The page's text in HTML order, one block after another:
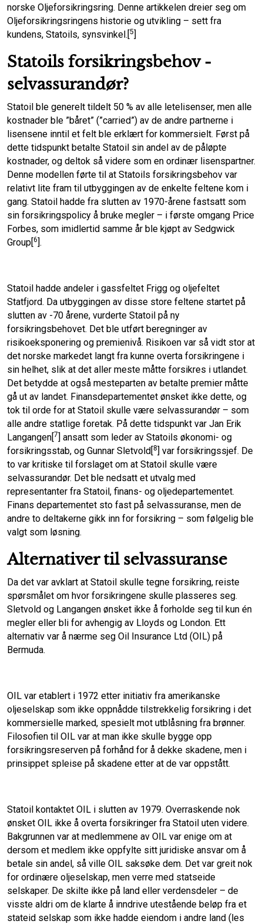
norske Oljeforsikringsring. Denne artikkelen dreier seg om
Oljeforsikringsringens historie og utvikling – sett fra
kundens, Statoils, synsvinkel.[5]
Statoils forsikringsbehov -
selvassurandør?
Statoil ble generelt tildelt 50 % av alle letelisenser, men alle
kostnader ble ”båret” (”carried”) av de andre partnerne i
lisensene inntil et felt ble erklært for kommersielt. Først på
dette tidspunkt betalte Statoil sin andel av de påløpte
kostnader, og deltok så videre som en ordinær lisenspartner.
Denne modellen førte til at Statoils forsikringsbehov var
relativt lite fram til utbyggingen av de enkelte feltene kom i
gang. Statoil hadde fra slutten av 1970-årene fastsatt som
sin forsikringspolicy å bruke megler – i første omgang Price
Forbes, som imidlertid samme år ble kjøpt av Sedgwick
Group[6].
Statoil hadde andeler i gassfeltet Frigg og oljefeltet
Statfjord. Da utbyggingen av disse store feltene startet på
slutten av -70 årene, vurderte Statoil på ny
forsikringsbehovet. Det ble utført beregninger av
risikoeksponering og premienivå. Risikoen var så vidt stor at
det norske markedet langt fra kunne overta forsikringene i
sin helhet, slik at det aller meste måtte forsikres i utlandet.
Det betydde at også mesteparten av betalte premier måtte
gå ut av landet. Finansdepartementet ønsket ikke dette, og
tok til orde for at Statoil skulle være selvassurandør – som
alle andre statlige foretak. På dette tidspunkt var Jan Erik
Langangen[7] ansatt som leder av Statoils økonomi- og
forsikringsstab, og Gunnar Sletvold[8] var forsikringssjef. De
to var kritiske til forslaget om at Statoil skulle være
selvassurandør. Det ble nedsatt et utvalg med
representanter fra Statoil, finans- og oljedepartementet.
Finans departementet sto fast på selvassuranse, men de
andre to deltakerne gikk inn for forsikring – som følgelig ble
valgt som løsning.
Alternativer til selvassuranse
Da det var avklart at Statoil skulle tegne forsikring, reiste
spørsmålet om hvor forsikringene skulle plasseres seg.
Sletvold og Langangen ønsket ikke å forholde seg til kun én
megler eller bli for avhengig av Lloyds og London. Ett
alternativ var å nærme seg Oil Insurance Ltd (OIL) på
Bermuda.
OIL var etablert i 1972 etter initiativ fra amerikanske
oljeselskap som ikke oppnådde tilstrekkelig forsikring i det
kommersielle marked, spesielt mot utblåsning fra brønner.
Filosofien til OIL var at man ikke skulle bygge opp
forsikringsreserven på forhånd for å dekke skadene, men i
prinsippet spleise på skadene etter at de var oppstått.
Statoil kontaktet OIL i slutten av 1979. Overraskende nok
ønsket OIL ikke å overta forsikringer fra Statoil uten videre.
Bakgrunnen var at medlemmene av OIL var enige om at
dersom et medlem ikke oppfylte sitt juridiske ansvar om å
betale sin andel, så ville OIL saksøke dem. Det var greit nok
for ordinære oljeselskap, men verre med statseide
selskaper. De skilte ikke på land eller verdensdeler – de
visste aldri om de klarte å inndrive utestående beløp fra et
stateid selskap som ikke hadde eiendom i andre land (les